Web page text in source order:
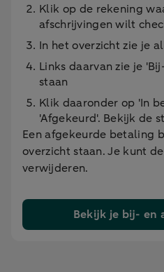
Klik op de rekening
afschrijvingen wilt
In het overzicht zie je
Links daarvan zie je
staan
Klik daaronder op 'In
'Afgekeurd'. Bekijk de
Een afgekeurde betaling
overzicht staan. Je kunt
verwijderen.
Bekijk je bij- en